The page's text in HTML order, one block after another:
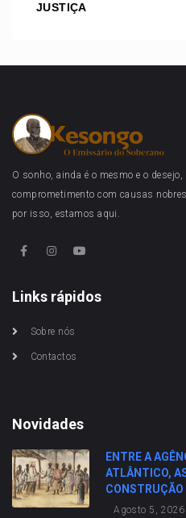
JUSTIÇA
O sonho, ainda é o mesmo e o
comprometimento com causas
por isso, estamos aqui.
Links rápidos
Sobre nós
Contactos
Novidades
ENTRE A
ATLÂNTICO,
Agosto 5, 2026